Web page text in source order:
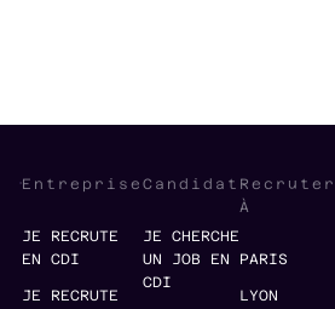
Entreprise
JE RECRUTE
EN CDI
JE RECRUTE
Candidat
JE CHERCHE
UN JOB EN
CDI
Recruter
À
PARIS
LYON